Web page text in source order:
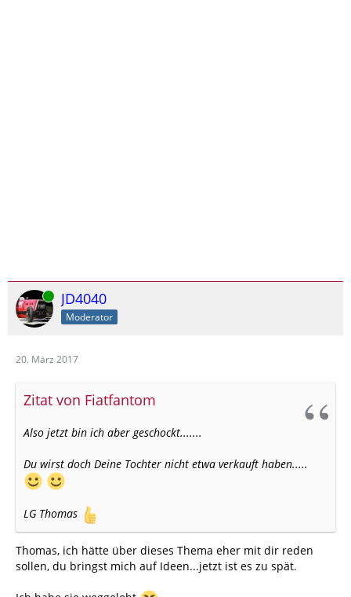
Online JD4040
Moderator
20. März 2017
Zitat von Fiatfantom
Also jetzt bin ich aber geschockt.......
Du wirst doch Deine Tochter nicht etwa verkauft haben.....
LG Thomas
Thomas, ich hätte über dieses Thema eher mit dir reden
sollen, du bringst mich auf Ideen...jetzt ist es zu spät.